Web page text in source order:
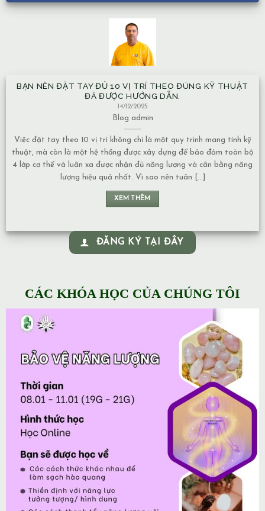
BẠN NÊN ĐẶT TAY ĐỦ 10 VỊ TRÍ THEO ĐÚNG KỸ THUẬT
ĐÃ ĐƯỢC HƯỚNG DẪN.
14/12/2025
Blog admin
Việc đặt tay theo 10 vị trí không chỉ là một quy trình mang tính kỹ
thuật, mà còn là một hệ thống được xây dựng để bảo đảm toàn bộ
4 lớp cơ thể và luân xa được nhận đủ năng lượng và cân bằng năng
lượng hiệu quả nhất. Vì sao nên tuân [...]
XEM THÊM
ĐĂNG KÝ TẠI ĐÂY
CÁC KHÓA HỌC CỦA CHÚNG TÔI